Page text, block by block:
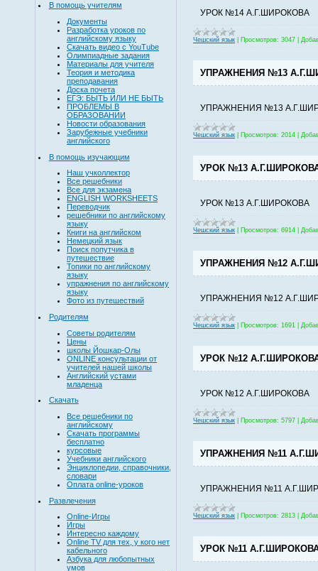
В помощь учителям
Документы
Разработка уроков по
английскому языку
Скачать видео с YouTube
Олимпиадные задания
Материалы для учителя
Теория и методика
преподавания
Доска почета
ЕГЭ: БЫТЬ ИЛИ НЕ БЫТЬ
ПРОБЛЕМЫ В
ОБРАЗОВАНИИ
Новости образования
Зарубежные учебники
английского
В помощь изучающим
Наш учколлектор
Все решебники
Все для экзамена
ENGLISH WORKSHEETS
Переводчик
решебники по английскому
языку
Книги на английском
Немецкий язык
Поиск попутчика в
путешествие
Топики по английскому
языку
упражнения по английскому
языку
Фото из путешествий
Родителям
Советы родителям
Цены
школы Йошкар-Олы
ONLINE консультации от
учителей нашей школы
Английский устами
младенца
Скачать
Все решебники по
английскому
Скачать программы
бесплатно
курсовые
Учебники английского
Энциклопедии, справочники,
словари
Оплата online-уроков
Развлечения
Online-Игры
Игры
Интересно каждому
Online TV для тех, у кого нет
кабельного
Азбука для любопытных
умов
УРОК №14 А.Г.ШИРОКОВА
Чешский язык Просмотров: 3047
УПРАЖНЕНИЯ №13
УПРАЖНЕНИЯ №13
Чешский язык Просмотров: 2014
УРОК №13
УРОК №13 А.Г.ШИРОКОВА
Чешский язык Просмотров: 6914
УПРАЖНЕНИЯ №12
УПРАЖНЕНИЯ №12
Чешский язык Просмотров: 1691
УРОК №12
УРОК №12 А.Г.ШИРОКОВА
Чешский язык Просмотров: 5797
УПРАЖНЕНИЯ №11
УПРАЖНЕНИЯ №11
Чешский язык Просмотров: 2813
УРОК №11